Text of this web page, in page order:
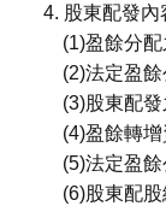
4. 股東配發內
(1)盈餘分配
(2)法定盈餘
(3)股東配發
(4)盈餘轉增
(5)法定盈餘
(6)股東配股